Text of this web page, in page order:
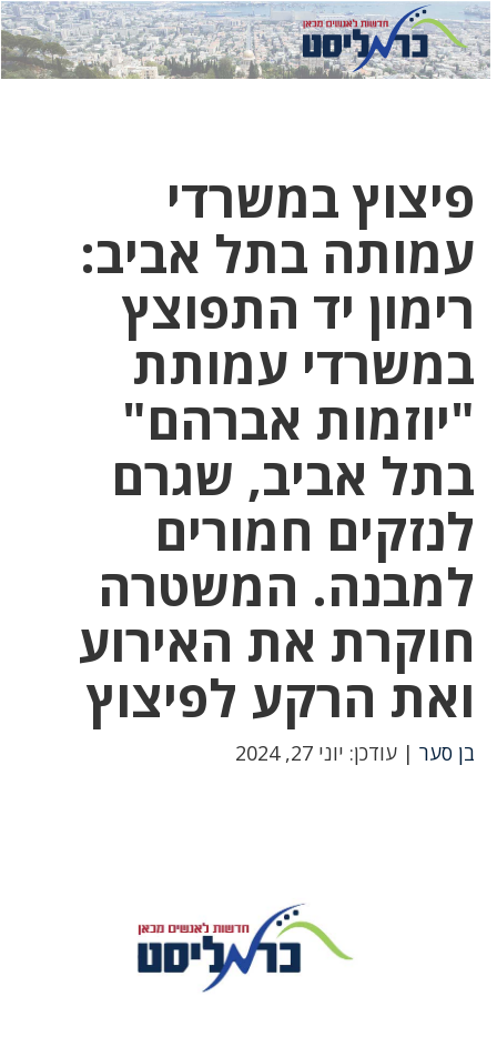
לחץ
כאן
לחץ
כדי
פיצוץ במשרדי
עמותה בתל אביב:
רימון יד התפוצץ
במשרדי עמותת
"יוזמות אברהם"
בתל אביב, שגרם
לנזקים חמורים
למבנה. המשטרה
חוקרת את האירוע
ואת הרקע לפיצוץ
בן סער | עודכן: יוני 27, 2024